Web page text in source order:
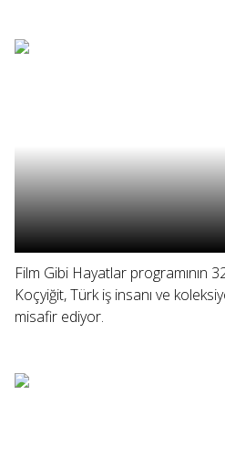
Film Gibi Hayatlar programının
Koçyiğit, Türk iş insanı ve
misafir ediyor.